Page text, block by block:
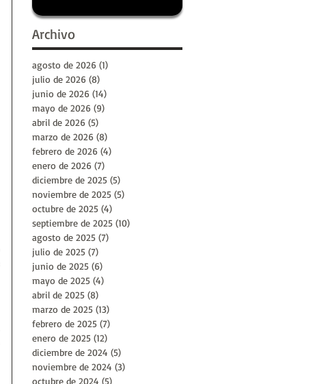
Archivo
agosto de 2026 (1)
julio de 2026 (8)
junio de 2026 (14)
mayo de 2026 (9)
abril de 2026 (5)
marzo de 2026 (8)
febrero de 2026 (4)
enero de 2026 (7)
diciembre de 2025 (5)
noviembre de 2025 (5)
octubre de 2025 (4)
septiembre de 2025 (10)
agosto de 2025 (7)
julio de 2025 (7)
junio de 2025 (6)
mayo de 2025 (4)
abril de 2025 (8)
marzo de 2025 (13)
febrero de 2025 (7)
enero de 2025 (12)
diciembre de 2024 (5)
noviembre de 2024 (3)
octubre de 2024 (5)